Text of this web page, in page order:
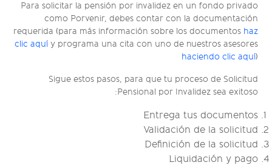
Para solicitar la pensión por invalidez en un fondo privado
como Porvenir, debes contar con la documentación
requerida (para más información sobre los documentoshaz
clic aquí y programa una cita con uno de nuestros asesores
haciendo clic aquí
Sigue estos pasos, para que tu proceso de Solicitud
Pensional por Invalidez sea exitoso:
Entrega tus documentos
Validación de la solicitud
Definición de la solicitud
Liquidación y pago